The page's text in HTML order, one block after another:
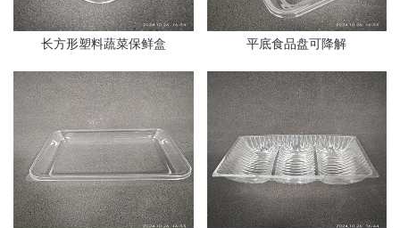
长方形塑料蔬菜保鲜盒 平底食品盘可降解